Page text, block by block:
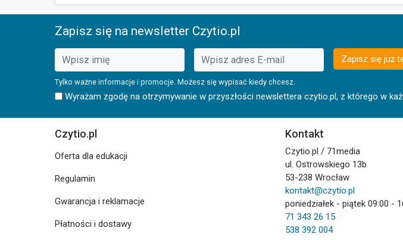
Zapisz się na newsletter Czytio.pl
Zapisz się już
Tylko ważne informacje i promocje. Możesz się wypisać kiedy chcesz.
Wyrażam zgodę na otrzymywanie w przyszłości newslettera czytio.pl, z którego w
Czytio.pl
Oferta dla edukacji
Regulamin
Gwarancja i reklamacje
Płatności i dostawy
Kontakt
Czytio.pl / 71media
ul. Ostrowskiego 13b
53-238 Wrocław
kontakt@czytio.pl
poniedziałek - piątek 09:00 -
71 343 26 15
538 392 004